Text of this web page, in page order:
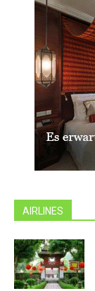
AIRLINES